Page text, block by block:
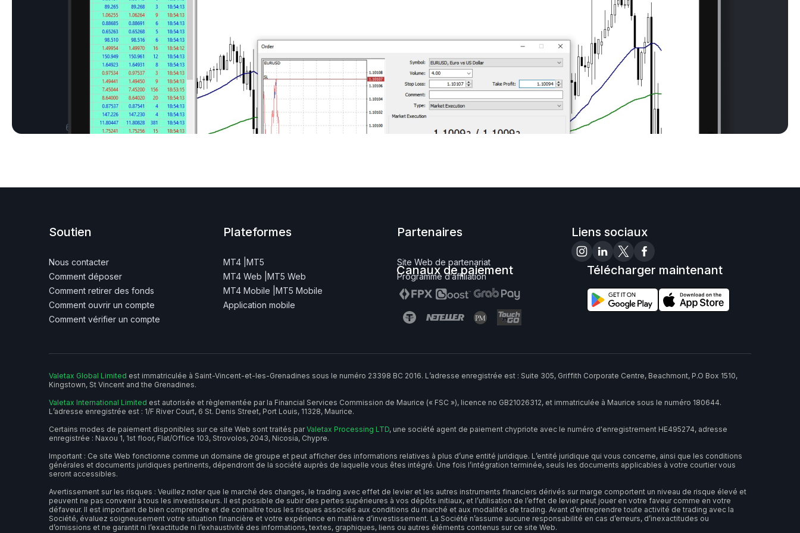
6463
Liens sociaux
Canaux de paiement Télécharger maintenant
Soutien
Nous contacter
Comment déposer
Comment retirer des fonds
Comment ouvrir un compte
Comment vérifier un compte
Plateformes
MT4 | MT5
MT4 Web | MT5 Web
MT4 Mobile | MT5 Mobile
Application mobile
Partenaires
Site Web de partenariat
Programme d’affiliation
Valetax Global Limited est immatriculée à Saint-Vincent-et-les-Grenadines sous le numéro 23398 BC 2016. L’adresse enregistrée est : Suite 305, Griffith Corporate Centre, Beachmont, P.O Box 1510,
Kingstown, St Vincent and the Grenadines.
Valetax International Limited est autorisée et règlementée par la Financial Services Commission de Maurice (« FSC »), licence no GB21026312, et immatriculée à Maurice sous le numéro 180644.
L’adresse enregistrée est : 1/F River Court, 6 St. Denis Street, Port Louis, 11328, Maurice.
Certains modes de paiement disponibles sur ce site Web sont traités parValetax Processing LTD, une société agent de paiement chypriote avec le numéro d'enregistrement HE495274, adresse
enregistrée : Naxou 1, 1st floor, Flat/Office 103, Strovolos, 2043, Nicosia, Chypre.
Important : Ce site Web fonctionne comme un domaine de groupe et peut afficher des informations relatives à plus d’une entité juridique. L’entité juridique qui vous concerne, ainsi que les conditions
générales et documents juridiques pertinents, dépendront de la société auprès de laquelle vous êtes intégré. Une fois l’intégration terminée, seuls les documents applicables à votre courtier vous
seront accessibles.
Avertissement sur les risques : Veuillez noter que le marché des changes, le trading avec effet de levier et les autres instruments financiers dérivés sur marge comportent un niveau de risque élevé et
peuvent ne pas convenir à tous les investisseurs. Il est possible de subir des pertes supérieures à vos dépôts initiaux, et l’utilisation de l’effet de levier peut jouer en votre faveur comme en votre
défaveur. Il est important de bien comprendre et de connaître tous les risques associés aux conditions du marché et aux modalités de trading. Avant d’entreprendre toute activité de trading avec la
Société, évaluez soigneusement votre situation financière et votre expérience en matière d’investissement. La Société n’assume aucune responsabilité en cas d’erreurs, d’inexactitudes ou
d’omissions et ne garantit ni l’exactitude ni l’exhaustivité des informations, textes, graphiques, liens ou autres éléments contenus sur ce site Web.